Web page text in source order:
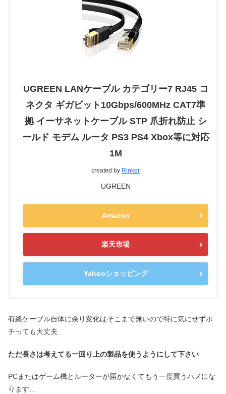
UGREEN LANケーブル カテゴリー7 RJ45 コ
ネクタ ギガビット10Gbps/600MHz CAT7準
拠 イーサネットケーブル STP 爪折れ防止 シ
ールド モデム ルータ PS3 PS4 Xbox等に対応
1M
created by Rinker
UGREEN
Amazon
楽天市場
Yahooショッピング
有線ケーブル自体に余り変化はそこまで無いので特に気にせずポ
チっても大丈夫
ただ長さは考えてる一回り上の製品を使うようにして下さい
PCまたはゲーム機とルーターが届かなくてもう一度買うハメにな
ります…